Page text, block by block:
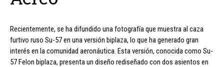
Recientemente, se ha difundido una fotografía que muestra al caza
furtivo ruso Su-57 en una versión biplaza, lo que ha generado gran
interés en la comunidad aeronáutica. Esta versión, conocida como Su-
57 Felon biplaza, presenta un diseño rediseñado con dos asientos en